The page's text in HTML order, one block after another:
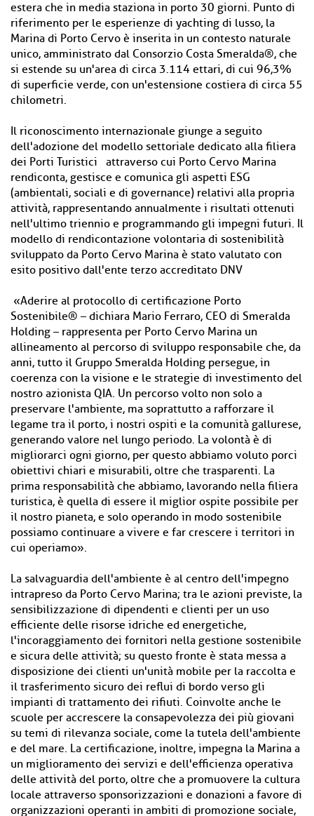
estera che in media staziona in porto 30 giorni. Punto di
riferimento per le esperienze di yachting di lusso, la
Marina di Porto Cervo è inserita in un contesto naturale
unico, amministrato dal Consorzio Costa Smeralda®, che
si estende su un'area di circa 3.114 ettari, di cui 96,3%
di superficie verde, con un'estensione costiera di circa 55
chilometri.
Il riconoscimento internazionale giunge a seguito
dell'adozione del modello settoriale dedicato alla filiera
dei Porti Turistici attraverso cui Porto Cervo Marina
rendiconta, gestisce e comunica gli aspetti ESG
(ambientali, sociali e di governance) relativi alla propria
attività, rappresentando annualmente i risultati ottenuti
nell'ultimo triennio e programmando gli impegni futuri. Il
modello di rendicontazione volontaria di sostenibilità
sviluppato da Porto Cervo Marina è stato valutato con
esito positivo dall'ente terzo accreditato DNV
«Aderire al protocollo di certificazione Porto
Sostenibile® – dichiara Mario Ferraro, CEO di Smeralda
Holding – rappresenta per Porto Cervo Marina un
allineamento al percorso di sviluppo responsabile che, da
anni, tutto il Gruppo Smeralda Holding persegue, in
coerenza con la visione e le strategie di investimento del
nostro azionista QIA. Un percorso volto non solo a
preservare l'ambiente, ma soprattutto a rafforzare il
legame tra il porto, i nostri ospiti e la comunità gallurese,
generando valore nel lungo periodo. La volontà è di
migliorarci ogni giorno, per questo abbiamo voluto porci
obiettivi chiari e misurabili, oltre che trasparenti. La
prima responsabilità che abbiamo, lavorando nella filiera
turistica, è quella di essere il miglior ospite possibile per
il nostro pianeta, e solo operando in modo sostenibile
possiamo continuare a vivere e far crescere i territori in
cui operiamo».
La salvaguardia dell'ambiente è al centro dell'impegno
intrapreso da Porto Cervo Marina; tra le azioni previste, la
sensibilizzazione di dipendenti e clienti per un uso
efficiente delle risorse idriche ed energetiche,
l'incoraggiamento dei fornitori nella gestione sostenibile
e sicura delle attività; su questo fronte è stata messa a
disposizione dei clienti un'unità mobile per la raccolta e
il trasferimento sicuro dei reflui di bordo verso gli
impianti di trattamento dei rifiuti. Coinvolte anche le
scuole per accrescere la consapevolezza dei più giovani
su temi di rilevanza sociale, come la tutela dell'ambiente
e del mare. La certificazione, inoltre, impegna la Marina a
un miglioramento dei servizi e dell'efficienza operativa
delle attività del porto, oltre che a promuovere la cultura
locale attraverso sponsorizzazioni e donazioni a favore di
organizzazioni operanti in ambiti di promozione sociale,